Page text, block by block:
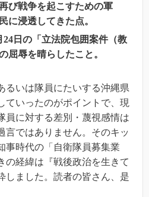
び戦争を起こすための軍
に浸透してきた点。
24日の「立法院包囲案件（教
屈辱を晴らしたこと。
るいは隊員にたいする沖縄県
ていったのがポイントで、現
員に対する差別・蔑視感情は
言ではありません。そのキッ
事時代の「自衛隊員募集業
の経緯は『戦後政治を生きて
しました。読者の皆さん、是